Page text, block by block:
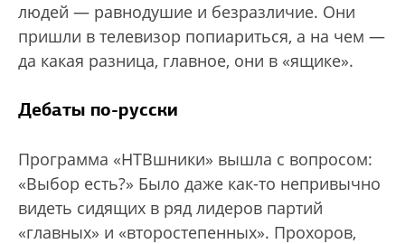
людей — равнодушие и безразличие. Они
пришли в телевизор попиариться, а на чем —
да какая разница, главное, они в «ящике».
Дебаты по-русски
Программа «НТВшники» вышла с вопросом:
«Выбор есть?» Было даже как-то непривычно
видеть сидящих в ряд лидеров партий
«главных» и «второстепенных». Прохоров,